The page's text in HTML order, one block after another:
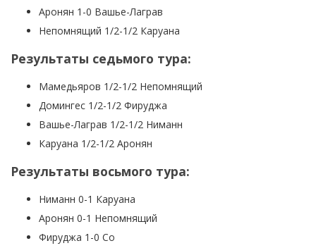
Аронян 1-0 Вашье-Лаграв
Непомнящий 1/2-1/2 Каруана
Результаты седьмого тура:
Мамедьяров 1/2-1/2 Непомнящий
Домингес 1/2-1/2 Фируджа
Вашье-Лаграв 1/2-1/2 Ниманн
Каруана 1/2-1/2 Аронян
Результаты восьмого тура:
Ниманн 0-1 Каруана
Аронян 0-1 Непомнящий
Фируджа 1-0 Со